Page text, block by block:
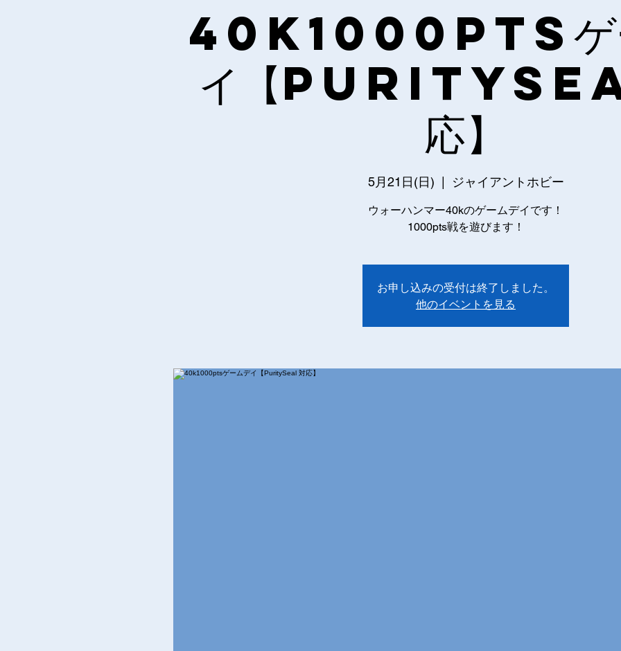
40k1000ptsゲ
イ【
応】
5月21日(日) ジャイアントホビー
ウォーハンマー40kのゲームデイです！
1000pts戦を遊びます！
お申し込みの受付は終了しました。
他のイベントを見る